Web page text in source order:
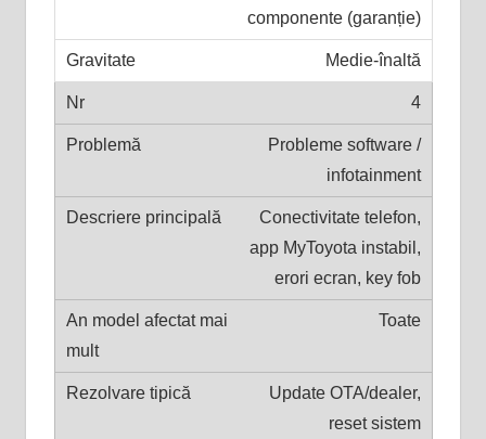
componente (garanție)
Medie-înaltă
4
Probleme software /
infotainment
Conectivitate telefon,
app MyToyota instabil,
erori ecran, key fob
Toate
Update OTA/dealer,
reset sistem